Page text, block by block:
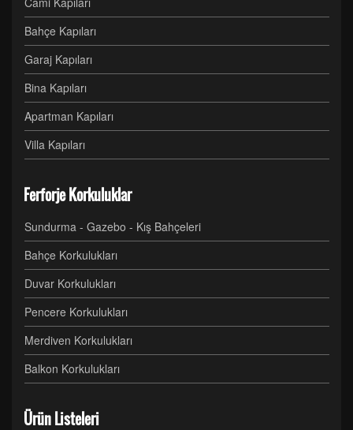
Bahçe Kapıları
Garaj Kapıları
Bina Kapıları
Apartman Kapıları
Villa Kapıları
Ferforje Korkuluklar
Sundurma - Gazebo - Kış Bahçeleri
Bahçe Korkulukları
Duvar Korkulukları
Pencere Korkulukları
Merdiven Korkulukları
Balkon Korkulukları
Ürün Listeleri